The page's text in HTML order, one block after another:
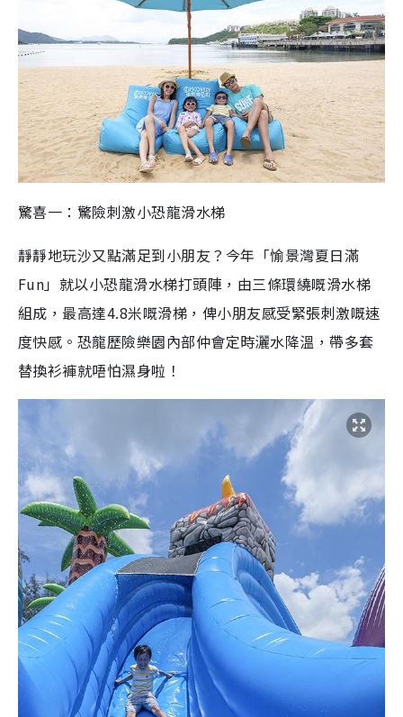
驚喜一：驚險刺激小恐龍滑水梯
靜靜地玩沙又點滿足到小朋友？今年「愉景灣夏日滿
Fun」就以小恐龍滑水梯打頭陣，由三條環繞嘅滑水梯
組成，最高達4.8米嘅滑梯，俾小朋友感受緊張刺激嘅速
度快感。恐龍歷險樂園內部仲會定時灑水降溫，帶多套
替換衫褲就唔怕濕身啦！